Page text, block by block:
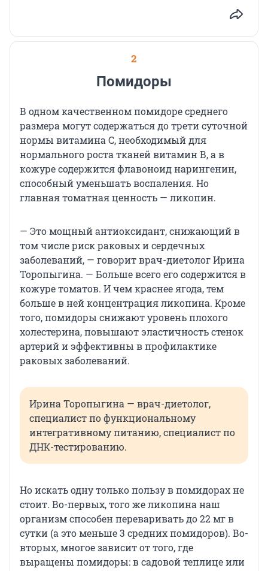
2
Помидоры
В одном качественном помидоре среднего
размера могут содержаться до трети суточной
нормы витамина С, необходимый для
нормального роста тканей витамин В, а в
кожуре содержится флавоноид нарингенин,
способный уменьшать воспаления. Но
главная томатная ценность — ликопин.
— Это мощный антиоксидант, снижающий в
том числе риск раковых и сердечных
заболеваний, — говорит врач-диетолог Ирина
Торопыгина. — Больше всего его содержится в
кожуре томатов. И чем краснее ягода, тем
больше в ней концентрация ликопина. Кроме
того, помидоры снижают уровень плохого
холестерина, повышают эластичность стенок
артерий и эффективны в профилактике
раковых заболеваний.
Ирина Торопыгина — врач-диетолог,
специалист по функциональному
интегративному питанию, специалист по
ДНК-тестированию.
Но искать одну только пользу в помидорах не
стоит. Во-первых, того же ликопина наш
организм способен переваривать до 22 мг в
сутки (а это меньше 3 средних помидоров). Во-
вторых, многое зависит от того, где
выращены помидоры: в садовой теплице или